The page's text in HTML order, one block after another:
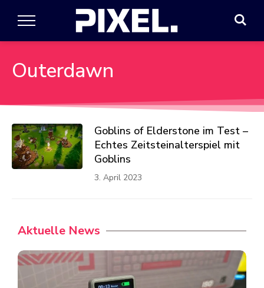
Outerdawn
Goblins of Elderstone im Test –
Echtes Zeitsteinalterspiel mit
Goblins
3. April 2023
Aktuelle News